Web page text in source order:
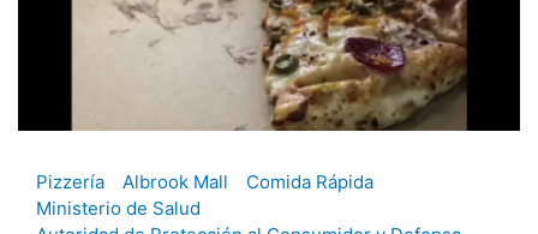
Pizzería Albrook Mall
Comida Rápida
Ministerio de Salud